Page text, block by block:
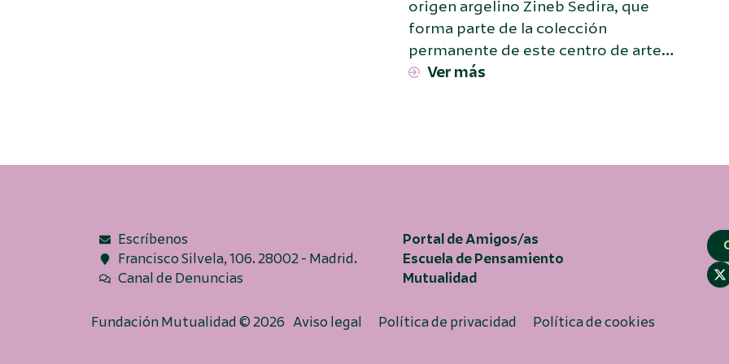
origen argelino Zineb Sedira, que
forma parte de la colección
permanente de este centro de arte…
Ver más
Escríbenos
Francisco Silvela, 106. 28002 - Madrid.
Canal de Denuncias
Portal de Amigos/as
Escuela de Pensamiento
Mutualidad
Fundación Mutualidad © 2026 Aviso legal Política de privacidad Política de cookies